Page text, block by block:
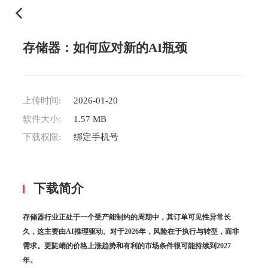
存储器：如何应对新的AI瓶颈
上传时间:
软件大小:
下载权限:
2026-01-20
1.57 MB
绑定手机号
下载简介
存储器行业正处于一个受产能制约的周期中，其订单可见性异常长
久，这主要由AI推理驱动。对于2026年，风险在于执行与转型，而非
需求。更陡峭的价格上涨趋势和有利的市场条件很可能持续到2027
年。